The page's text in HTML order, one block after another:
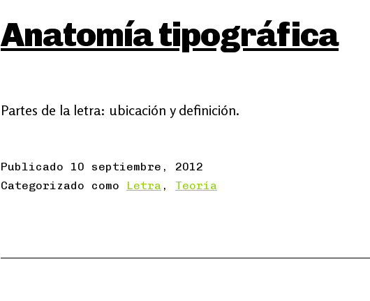
Anatomía tipográfica
Partes de la letra: ubicación y definición.
Publicado 10 septiembre, 2012
Categorizado como
Letra , Teoría